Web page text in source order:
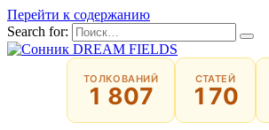
Перейти к содержанию
Search for:
ТОЛКОВАНИЙ
1 807
СТАТЕЙ
170